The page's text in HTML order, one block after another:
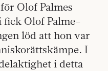
Olof Palmes
fick Olof Palme-
löd att hon var
I
i detta